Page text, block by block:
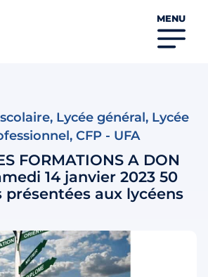
MENU
, Lycée général, Lycée
, CFP - UFA
FORMATIONS A DON
14 janvier 2023 50
aux lycéens